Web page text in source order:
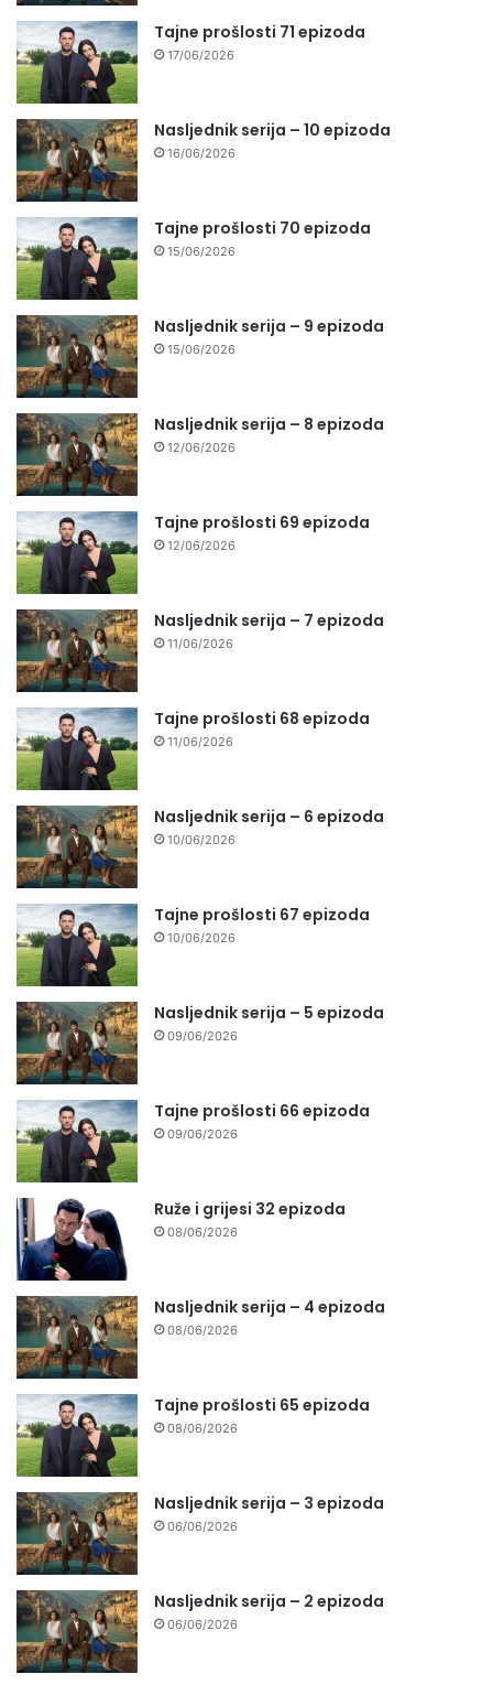
Tajne prošlosti 71 epizoda
17/06/2026
Nasljednik serija – 10 epizoda
16/06/2026
Tajne prošlosti 70 epizoda
15/06/2026
Nasljednik serija – 9 epizoda
15/06/2026
Nasljednik serija – 8 epizoda
12/06/2026
Tajne prošlosti 69 epizoda
12/06/2026
Nasljednik serija – 7 epizoda
11/06/2026
Tajne prošlosti 68 epizoda
11/06/2026
Nasljednik serija – 6 epizoda
10/06/2026
Tajne prošlosti 67 epizoda
10/06/2026
Nasljednik serija – 5 epizoda
09/06/2026
Tajne prošlosti 66 epizoda
09/06/2026
Ruže i grijesi 32 epizoda
08/06/2026
Nasljednik serija – 4 epizoda
08/06/2026
Tajne prošlosti 65 epizoda
08/06/2026
Nasljednik serija – 3 epizoda
06/06/2026
Nasljednik serija – 2 epizoda
06/06/2026